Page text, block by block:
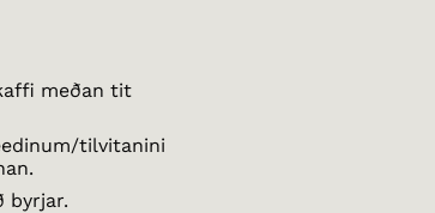
meðan tit
tilvitanini
byrjar.